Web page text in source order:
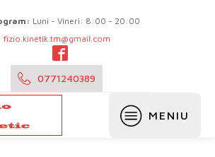
Luni - Vineri: 8:00 - 20:00
fizio.kinetik.tm@gmail.com
0771240389
MENIU